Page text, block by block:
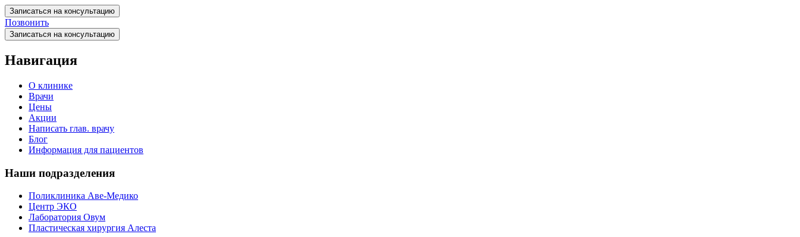
Записаться на консультацию
Позвонить
Записаться на консультацию
Навигация
О клинике
Врачи
Цены
Акции
Написать глав. врачу
Блог
Информация для пациентов
Наши подразделения
Поликлиника Аве-Медико
Центр ЭКО
Лаборатория Овум
Пластическая хирургия Алеста